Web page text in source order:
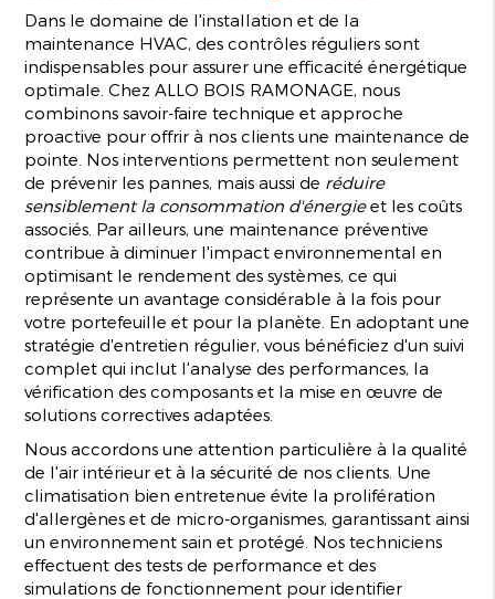
Dans le domaine de l'installation et de la
maintenance HVAC, des contrôles réguliers sont
indispensables pour assurer une efficacité énergétique
optimale. Chez ALLO BOIS RAMONAGE, nous
combinons savoir-faire technique et approche
proactive pour offrir à nos clients une maintenance de
pointe. Nos interventions permettent non seulement
de prévenir les pannes, mais aussi de réduire
sensiblement la consommation d'énergieet les coûts
associés. Par ailleurs, une maintenance préventive
contribue à diminuer l'impact environnemental en
optimisant le rendement des systèmes, ce qui
représente un avantage considérable à la fois pour
votre portefeuille et pour la planète. En adoptant une
stratégie d'entretien régulier, vous bénéficiez d'un suivi
complet qui inclut l'analyse des performances, la
vérification des composants et la mise en œuvre de
solutions correctives adaptées.
Nous accordons une attention particulière à la qualité
de l'air intérieur et à la sécurité de nos clients. Une
climatisation bien entretenue évite la prolifération
d'allergènes et de micro-organismes, garantissant ainsi
un environnement sain et protégé. Nos techniciens
effectuent des tests de performance et des
simulations de fonctionnement pour identifier